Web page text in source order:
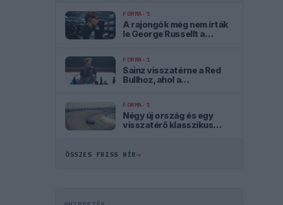
FORMA-1
A rajongók még nem írták
le George Russellt a
FORMA-1
Sainz visszatérne a Red
Bullhoz, ahol a
FORMA-1
Négy új ország és egy
visszatérő klasszikus
ÖSSZES FRISS HÍR→